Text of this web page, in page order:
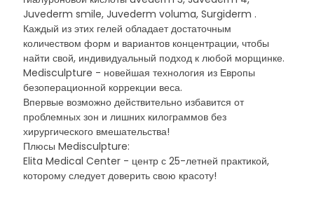
Juvederm smile, Juvederm voluma, Surgiderm .
Каждый из этих гелей обладает достаточным
количеством форм и вариантов концентрации, чтобы
найти свой, индивидуальный подход к любой морщинке.
Medisculpture - новейшая технология из Европы
безоперационной коррекции веса.
Впервые возможно действительно избавится от
проблемных зон и лишних килограммов без
хирургического вмешательства!
Плюсы Medisculpture:
Elita Medical Center - центр с 25-летней практикой,
которому следует доверить свою красоту!